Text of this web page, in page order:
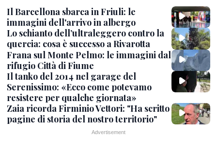
Il Barcellona sbarca in Friuli: le
immagini dell'arrivo in albergo
Lo schianto dell’ultraleggero contro la
quercia: cosa è successo a Rivarotta
Frana sul Monte Pelmo: le immagini dal
rifugio Città di Fiume
Il tanko del 2014 nel garage del
Serenissimo: «Ecco come potevamo
resistere per qualche giornata»
Zaia ricorda Firminio Vettori: "Ha scritto
pagine di storia del nostro territorio"